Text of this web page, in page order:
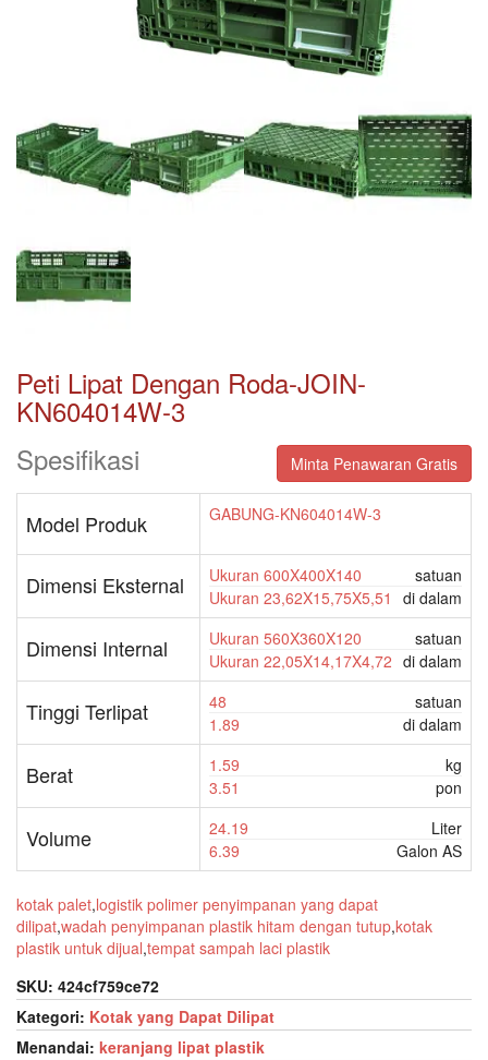
Peti Lipat Dengan Roda-JOIN-
KN604014W-3
Spesifikasi
Minta Penawaran Gratis
Model Produk GABUNG-KN604014W-3
Dimensi Eksternal Ukuran 600X400X140
satuan
Ukuran 23,62X15,75X5,51
di dalam
Dimensi Internal Ukuran 560X360X120
satuan
Ukuran 22,05X14,17X4,72 di dalam
Tinggi Terlipat 48
satuan
1.89
di dalam
Berat 1.59
kg
3.51
pon
Volume 24.19
Liter
6.39
Galon AS
kotak palet,logistik polimer penyimpanan yang dapat
dilipat,wadah penyimpanan plastik hitam dengan tutup,kotak
plastik untuk dijual,tempat sampah laci plastik
SKU: 424cf759ce72
Kategori: Kotak yang Dapat Dilipat
Menandai: keranjang lipat plastik